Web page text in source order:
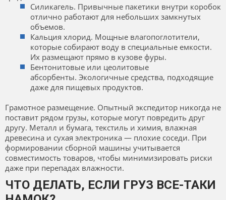
Силикагель. Привычные пакетики внутри коробок
отлично работают для небольших замкнутых
объемов.
Кальция хлорид. Мощные влагопоглотители,
которые собирают воду в специальные емкости.
Их размещают прямо в кузове фуры.
Бентонитовые или цеолитовые
абсорбенты. Экологичные средства, подходящие
даже для пищевых продуктов.
Грамотное размещение. Опытный экспедитор никогда не
поставит рядом грузы, которые могут повредить друг
другу. Металл и бумага, текстиль и химия, влажная
древесина и сухая электроника — плохие соседи. При
формировании сборной машины учитывается
совместимость товаров, чтобы минимизировать риски
даже при перепадах влажности.
ЧТО ДЕЛАТЬ, ЕСЛИ ГРУЗ ВСЕ-ТАКИ